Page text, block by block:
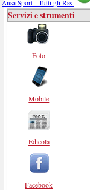
Ansa Sport - Tutti gli Rss
Servizi e strumenti
Foto
Mobile
Edicola
Facebook